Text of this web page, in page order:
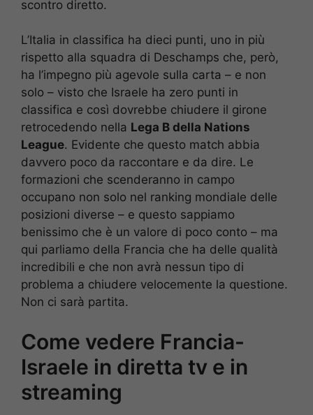
scontro diretto.
L’Italia in classifica ha dieci punti, uno in più
rispetto alla squadra di Deschamps che, però,
ha l’impegno più agevole sulla carta – e non
solo – visto che Israele ha zero punti in
classifica e così dovrebbe chiudere il girone
retrocedendo nella Lega B della Nations
League. Evidente che questo match abbia
davvero poco da raccontare e da dire. Le
formazioni che scenderanno in campo
occupano non solo nel ranking mondiale delle
posizioni diverse – e questo sappiamo
benissimo che è un valore di poco conto – ma
qui parliamo della Francia che ha delle qualità
incredibili e che non avrà nessun tipo di
problema a chiudere velocemente la questione.
Non ci sarà partita.
Come vedere Francia-
Israele in diretta tv e in
streaming